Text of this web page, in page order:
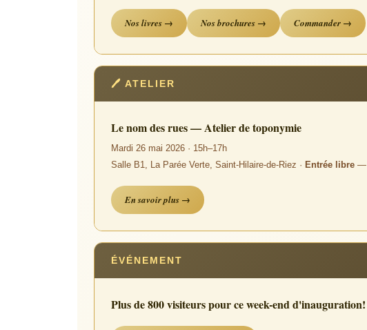
Nos livres → Nos brochures → Commander →
🖊 ATELIER
Le nom des rues — Atelier de toponymie
Mardi 26 mai 2026 · 15h–17h
Salle B1, La Parée Verte, Saint-Hilaire-de-Riez · Entrée libre —
En savoir plus →
ÉVÉNEMENT
Plus de 800 visiteurs pour ce week-end d'inauguration!